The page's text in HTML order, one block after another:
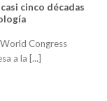
cinco décadas
Congress
a la [...]